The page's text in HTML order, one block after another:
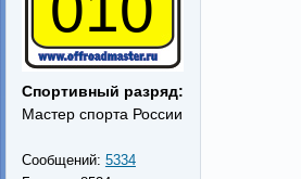
Спортивный разряд:
Мастер спорта России
Сообщений: 5334